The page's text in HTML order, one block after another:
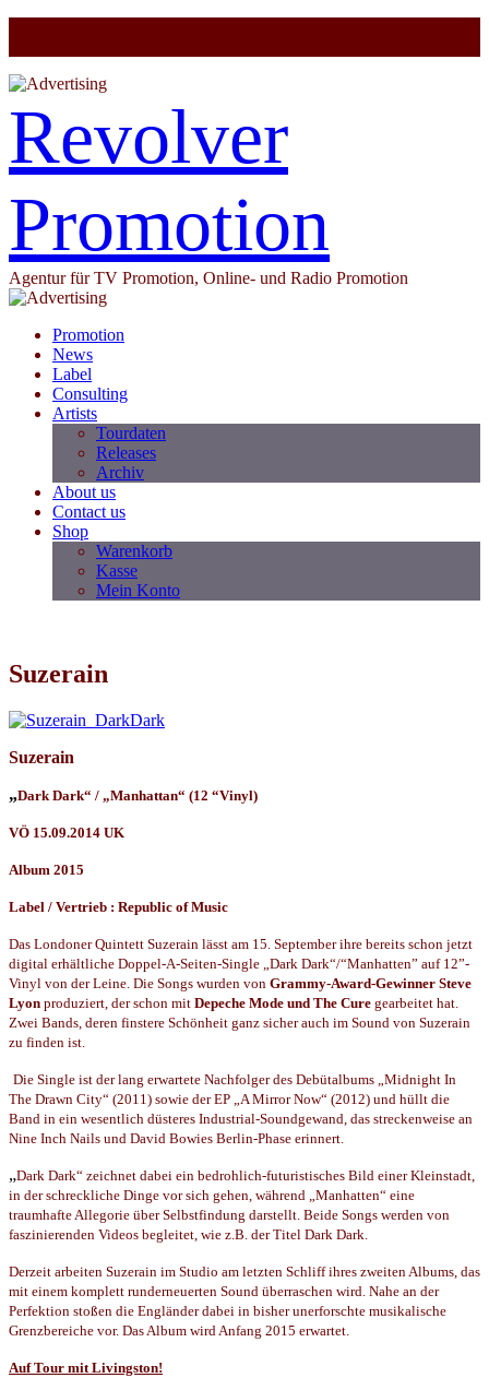
Revolver
Promotion
Agentur für TV Promotion, Online- und Radio Promotion
Promotion
News
Label
Consulting
Artists
Tourdaten
Releases
Archiv
About us
Contact us
Shop
Warenkorb
Kasse
Mein Konto
Suzerain
Suzerain
„Dark Dark“ / „Manhattan“ (12 “Vinyl)
VÖ 15.09.2014 UK
Album 2015
Label / Vertrieb : Republic of Music
Das Londoner Quintett Suzerain lässt am 15. September ihre bereits schon jetzt
digital erhältliche Doppel-A-Seiten-Single „Dark Dark“/“Manhatten” auf 12”-
Vinyl von der Leine. Die Songs wurden von Grammy-Award-Gewinner Steve
Lyon produziert, der schon mit Depeche Mode und The Cure gearbeitet hat.
Zwei Bands, deren finstere Schönheit ganz sicher auch im Sound von Suzerain
zu finden ist.
Die Single ist der lang erwartete Nachfolger des Debütalbums „Midnight In
The Drawn City“ (2011) sowie der EP „A Mirror Now“ (2012) und hüllt die
Band in ein wesentlich düsteres Industrial-Soundgewand, das streckenweise an
Nine Inch Nails und David Bowies Berlin-Phase erinnert.
„Dark Dark“ zeichnet dabei ein bedrohlich-futuristisches Bild einer Kleinstadt,
in der schreckliche Dinge vor sich gehen, während „Manhatten“ eine
traumhafte Allegorie über Selbstfindung darstellt. Beide Songs werden von
faszinierenden Videos begleitet, wie z.B. der Titel Dark Dark.
Derzeit arbeiten Suzerain im Studio am letzten Schliff ihres zweiten Albums, das
mit einem komplett runderneuerten Sound überraschen wird. Nahe an der
Perfektion stoßen die Engländer dabei in bisher unerforschte musikalische
Grenzbereiche vor. Das Album wird Anfang 2015 erwartet.
Auf Tour mit Livingston!